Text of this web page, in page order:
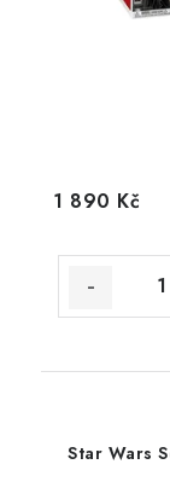
1 890 Kč
Star Wars